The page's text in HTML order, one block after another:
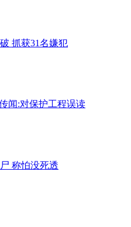
抓获31名嫌犯
闻:对保护工程误读
称怕没死透